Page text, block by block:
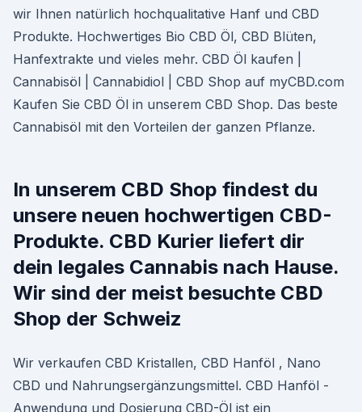
wir Ihnen natürlich hochqualitative Hanf und CBD
Produkte. Hochwertiges Bio CBD Öl, CBD Blüten,
Hanfextrakte und vieles mehr. CBD Öl kaufen |
Cannabisöl | Cannabidiol | CBD Shop auf myCBD.com
Kaufen Sie CBD Öl in unserem CBD Shop. Das beste
Cannabisöl mit den Vorteilen der ganzen Pflanze.
In unserem CBD Shop findest du
unsere neuen hochwertigen CBD-
Produkte. CBD Kurier liefert dir
dein legales Cannabis nach Hause.
Wir sind der meist besuchte CBD
Shop der Schweiz
Wir verkaufen CBD Kristallen, CBD Hanföl , Nano
CBD und Nahrungsergänzungsmittel. CBD Hanföl -
Anwendung und Dosierung CBD-Öl ist ein